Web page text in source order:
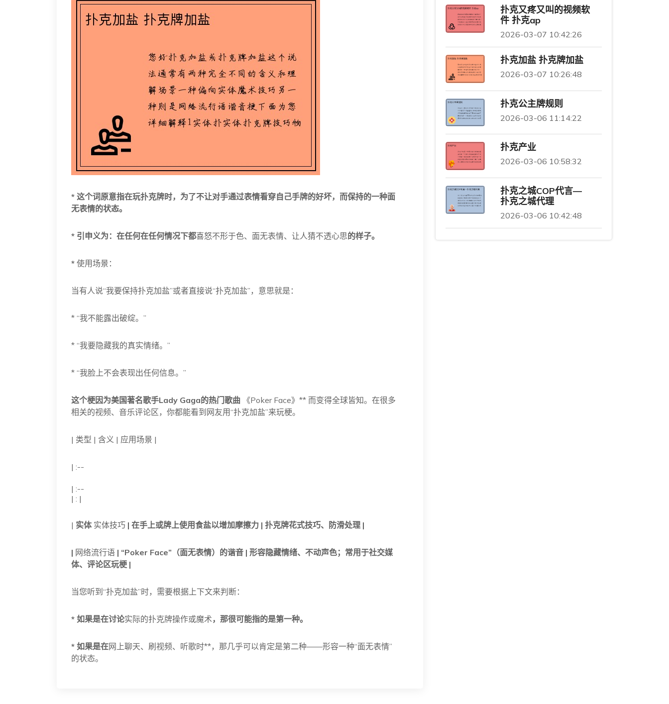
* 这个词原意指在玩扑克牌时，为了不让对手通过表情看穿自己手牌的好坏，而保持的一种面
无表情的状态。
* 引申义为：在任何在任何情况下都喜怒不形于色、面无表情、让人猜不透心思的样子。
* 使用场景：
当有人说“我要保持扑克加盐”或者直接说“扑克加盐”，意思就是：
* “我不能露出破绽。”
* “我要隐藏我的真实情绪。”
* “我脸上不会表现出任何信息。”
这个梗因为美国著名歌手Lady Gaga的热门歌曲 《Poker Face》** 而变得全球皆知。在很多
相关的视频、音乐评论区，你都能看到网友用“扑克加盐”来玩梗。
| 类型 | 含义 | 应用场景 |
| :--
| :--
| : |
| 实体 实体技巧 | 在手上或牌上使用食盐以增加摩擦力 | 扑克牌花式技巧、防滑处理 |
| 网络流行语 | “Poker Face”（面无表情）的谐音 | 形容隐藏情绪、不动声色；常用于社交媒
体、评论区玩梗 |
当您听到“扑克加盐”时，需要根据上下文来判断：
* 如果是在讨论实际的扑克牌操作或魔术，那很可能指的是第一种。
* 如果是在网上聊天、刷视频、听歌时**，那几乎可以肯定是第二种——形容一种“面无表情”
的状态。
扑克又疼又叫的视频软
件 扑克ap
2026-03-07 10:42:26
扑克加盐 扑克牌加盐
2026-03-07 10:26:48
扑克公主牌规则
2026-03-06 11:14:22
扑克产业
2026-03-06 10:58:32
扑克之城COP代言—
扑克之城代理
2026-03-06 10:42:48